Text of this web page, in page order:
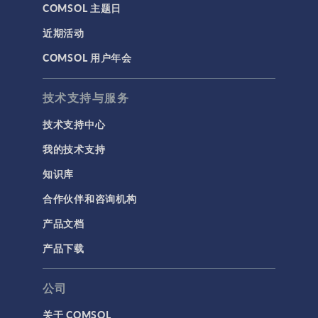
COMSOL 主题日
近期活动
COMSOL 用户年会
技术支持与服务
技术支持中心
我的技术支持
知识库
合作伙伴和咨询机构
产品文档
产品下载
公司
关于 COMSOL